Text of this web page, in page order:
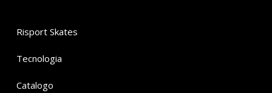
Risport Skates
Tecnologia
Catalogo